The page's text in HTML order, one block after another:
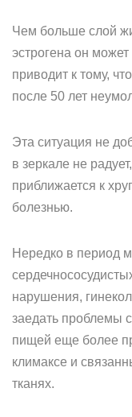
Чем больше слой
эстрогена он
приводит к тому,
после 50 лет
Эта ситуация не
в зеркале не
приближается к
болезнью.
Нередко в период
нарушения,
заедать проблемы
пищей еще более
климаксе и
тканях.